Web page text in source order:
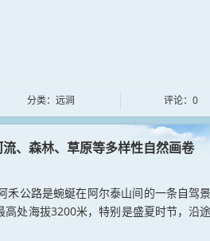
分类：远涧 评论：0
、森林、草原等多样性自然画卷
公路是蜿蜒在阿尔泰山间的一条自驾
处海拔3200米，特别是盛夏时节，沿